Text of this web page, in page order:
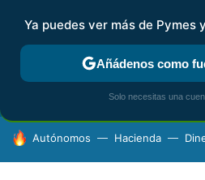
FISCALIDAD Y CONTABILIDAD
HOY SE HABLA DE
Autónomos Hacienda
Ya puedes ver más de Pymes
Añádenos como
Solo necesitas una